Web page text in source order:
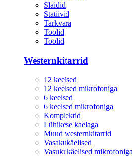
Slaidid
Statiivid
Tarkvara
Toolid
Toolid
Westernkitarrid
12 keelsed
12 keelsed mikrofoniga
6 keelsed
6 keelsed mikrofoniga
Komplektid
Lühikese kaelaga
Muud westernkitarrid
Vasakukäelised
Vasukukäelised mikrofoniga